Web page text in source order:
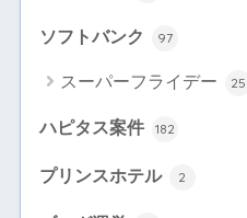
ソフトバンク 97
スーパーフライデー 25
ハピタス案件 182
プリンスホテル 2